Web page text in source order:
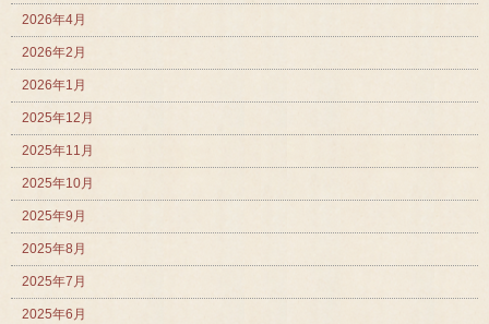
2026年4月
2026年2月
2026年1月
2025年12月
2025年11月
2025年10月
2025年9月
2025年8月
2025年7月
2025年6月